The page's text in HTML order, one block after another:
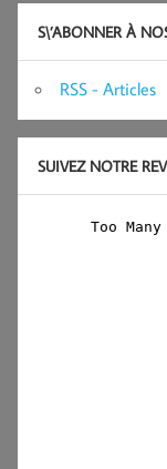
S\’ABONNER À
RSS - Articles
SUIVEZ NOTRE